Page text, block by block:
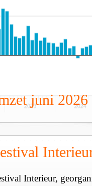
juni 2026
Interieur,